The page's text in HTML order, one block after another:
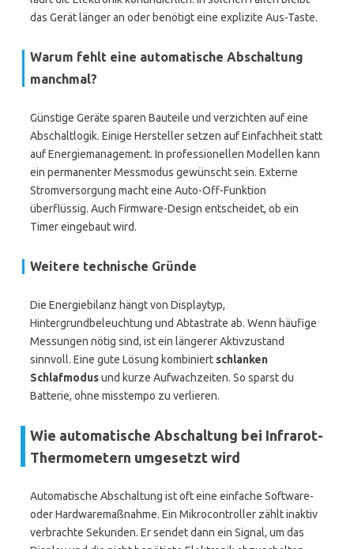
das Gerät länger an oder benötigt eine explizite Aus-Taste.
Warum fehlt eine automatische Abschaltung
manchmal?
Günstige Geräte sparen Bauteile und verzichten auf eine
Abschaltlogik. Einige Hersteller setzen auf Einfachheit statt
auf Energiemanagement. In professionellen Modellen kann
ein permanenter Messmodus gewünscht sein. Externe
Stromversorgung macht eine Auto-Off-Funktion
überflüssig. Auch Firmware-Design entscheidet, ob ein
Timer eingebaut wird.
Weitere technische Gründe
Die Energiebilanz hängt von Displaytyp,
Hintergrundbeleuchtung und Abtastrate ab. Wenn häufige
Messungen nötig sind, ist ein längerer Aktivzustand
sinnvoll. Eine gute Lösung kombiniert schlanken
Schlafmodusund kurze Aufwachzeiten. So sparst du
Batterie, ohne misstempo zu verlieren.
Wie automatische Abschaltung bei Infrarot-
Thermometern umgesetzt wird
Automatische Abschaltung ist oft eine einfache Software-
oder Hardwaremaßnahme. Ein Mikrocontroller zählt inaktiv
verbrachte Sekunden. Er sendet dann ein Signal, um das